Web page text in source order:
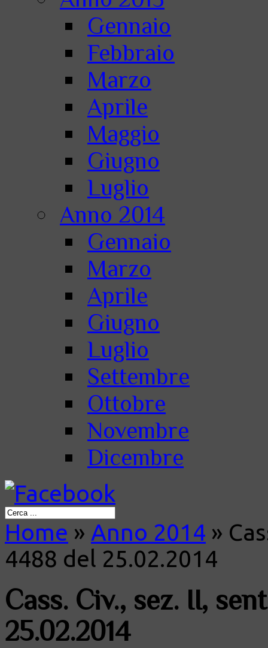
Gennaio
Febbraio
Marzo
Aprile
Maggio
Giugno
Luglio
Anno 2014
Gennaio
Marzo
Aprile
Giugno
Luglio
Settembre
Ottobre
Novembre
Dicembre
Home » Anno 2014 »
4488 del 25.02.2014
Cass. Civ., sez. II,
25.02.2014